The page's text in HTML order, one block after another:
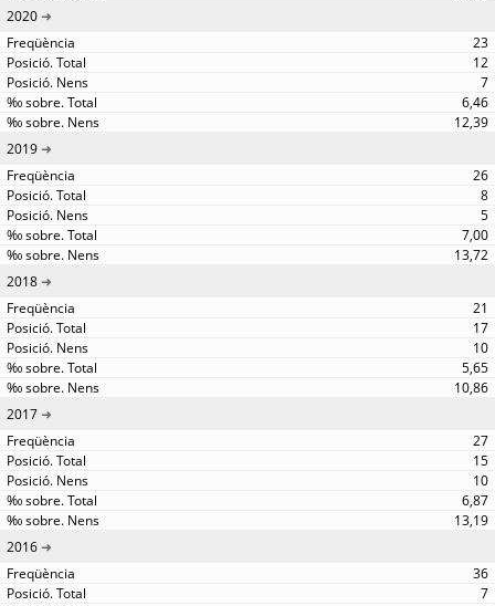
2020
23
12
7
6,46
12,39
2019
26
8
5
7,00
13,72
2018
21
17
10
5,65
10,86
2017
27
15
10
6,87
13,19
2016
36
7